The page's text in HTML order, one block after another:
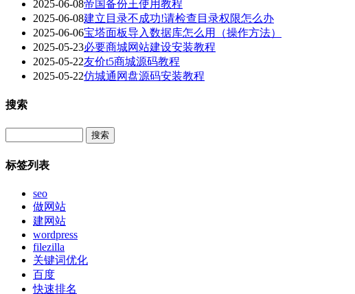
2025-06-08帝国备份王使用教程
2025-06-08建立目录不成功!请检查目录权限怎么办
2025-06-06宝塔面板导入数据库怎么用（操作方法）
2025-05-23必要商城网站建设安装教程
2025-05-22友价t5商城源码教程
2025-05-22仿城通网盘源码安装教程
搜索
标签列表
seo
做网站
建网站
wordpress
filezilla
关键词优化
百度
快速排名